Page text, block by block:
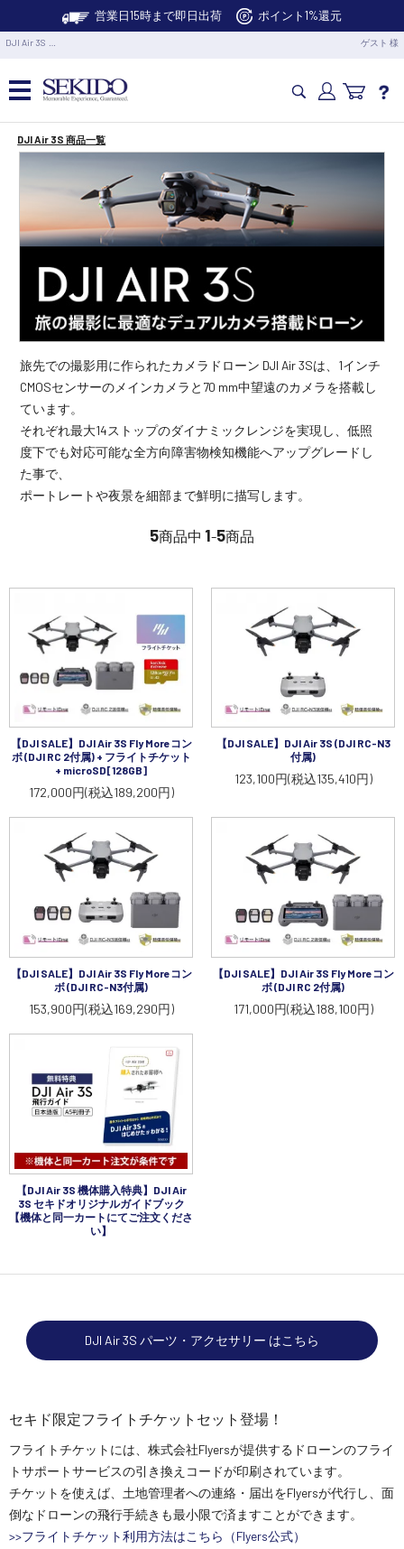
営業日15時まで即日出荷 ポイント1%還元
DJI Air 3S … ゲスト 様
カメラドローン・生活家電
カメラ・スタビライザー
水中ドローン(ROV)・水中スクーター
RC・ロボット部品
講習会･国家資格･WEBセミナー
取扱店舗一覧
SEKIDO
コーポレートサイト
SEKIDO 会社概要
DJI Air 3S 商品一覧
旅先での撮影用に作られたカメラドローン DJI Air 3Sは、1インチ
CMOSセンサーのメインカメラと70 mm中望遠のカメラを搭載し
ています。
それぞれ最大14ストップのダイナミックレンジを実現し、低照
度下でも対応可能な全方向障害物検知機能へアップグレードし
た事で、
ポートレートや夜景を細部まで鮮明に描写します。
5商品中 1-5商品
【DJI SALE】DJI Air 3S Fly Moreコン
ボ (DJI RC 2付属) + フライトチケット
+ microSD[128GB]
172,000円(税込189,200円)
【DJI SALE】DJI Air 3S (DJI RC-N3
付属)
123,100円(税込135,410円)
【DJI SALE】DJI Air 3S Fly Moreコン
ボ (DJI RC-N3付属)
153,900円(税込169,290円)
【DJI SALE】DJI Air 3S Fly Moreコン
ボ (DJI RC 2付属)
171,000円(税込188,100円)
【DJI Air 3S 機体購入特典】DJI Air
3S セキドオリジナルガイドブック
【機体と同一カートにてご注文くださ
い】
DJI Air 3S パーツ・アクセサリー はこちら
セキド限定フライトチケットセット登場！
フライトチケットには、株式会社Flyersが提供するドローンのフライ
トサポートサービスの引き換えコードが印刷されています。
チケットを使えば、土地管理者への連絡・届出をFlyersが代行し、面
倒なドローンの飛行手続きも最小限で済ますことができます。
>>フライトチケット利用方法はこちら（Flyers公式）